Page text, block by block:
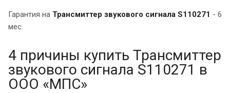
Гарантия на Трансмиттер звукового сигнала S110271 - 6
мес.
4 причины купить Трансмиттер
звукового сигнала S110271 в
ООО «МПС»